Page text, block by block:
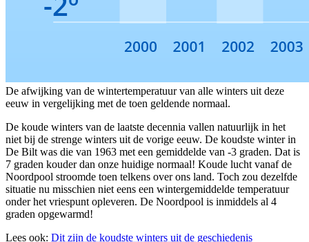
De afwijking van de wintertemperatuur van alle winters uit deze
eeuw in vergelijking met de toen geldende normaal.
De koude winters van de laatste decennia vallen natuurlijk in het
niet bij de strenge winters uit de vorige eeuw. De koudste winter in
De Bilt was die van 1963 met een gemiddelde van -3 graden. Dat is
7 graden kouder dan onze huidige normaal! Koude lucht vanaf de
Noordpool stroomde toen telkens over ons land. Toch zou dezelfde
situatie nu misschien niet eens een wintergemiddelde temperatuur
onder het vriespunt opleveren. De Noordpool is inmiddels al 4
graden opgewarmd!
Lees ook: Dit zijn de koudste winters uit de geschiedenis